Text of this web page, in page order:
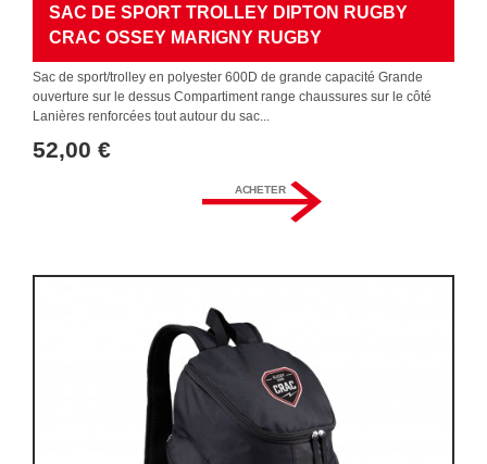
SAC DE SPORT TROLLEY DIPTON RUGBY
CRAC OSSEY MARIGNY RUGBY
Sac de sport/trolley en polyester 600D de grande capacité Grande
ouverture sur le dessus Compartiment range chaussures sur le côté
Lanières renforcées tout autour du sac...
52,00 €
ACHETER